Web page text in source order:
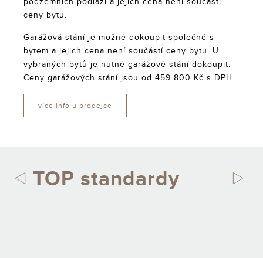
ceny bytu.
Garážová stání je možné dokoupit společně s
bytem a jejich cena není součástí ceny bytu. U
vybraných bytů je nutné garážové stání dokoupit.
Ceny garážových stání jsou od 459 800 Kč s DPH.
více info u prodejce
TOP standardy